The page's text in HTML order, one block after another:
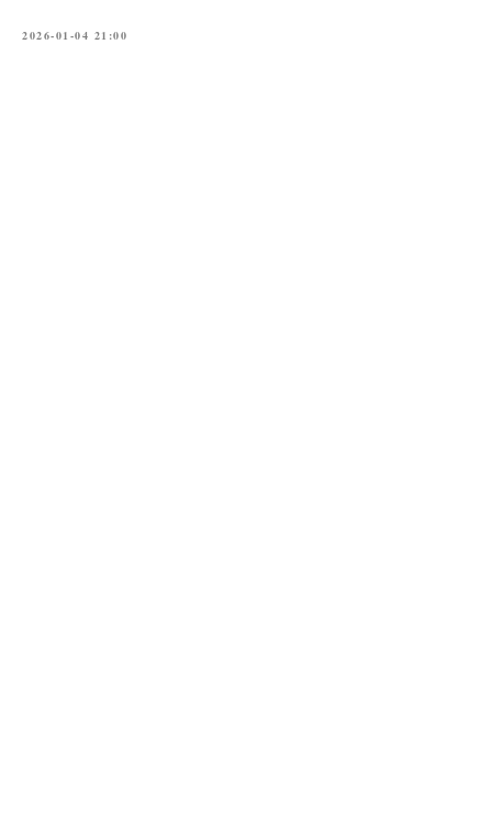
2026-01-04 21:00